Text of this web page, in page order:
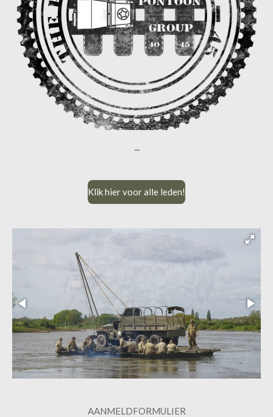
...
Klik hier voor alle leden!
AANMELDFORMULIER